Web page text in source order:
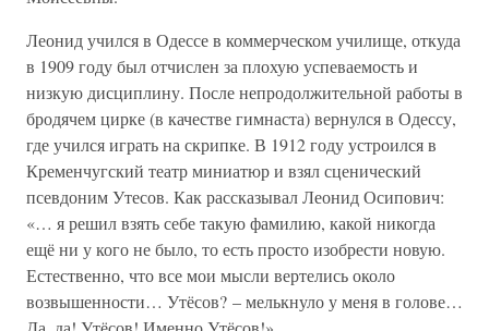
Леонид учился в Одессе в коммерческом училище, откуда
в 1909 году был отчислен за плохую успеваемость и
низкую дисциплину. После непродолжительной работы в
бродячем цирке (в качестве гимнаста) вернулся в Одессу,
где учился играть на скрипке. В 1912 году устроился в
Кременчугский театр миниатюр и взял сценический
псевдоним Утесов. Как рассказывал Леонид Осипович:
«… я решил взять себе такую фамилию, какой никогда
ещё ни у кого не было, то есть просто изобрести новую.
Естественно, что все мои мысли вертелись около
возвышенности… Утёсов? – мелькнуло у меня в голове…